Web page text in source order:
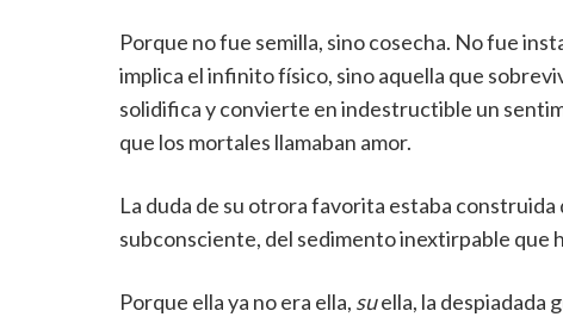
Porque no fue semilla, sino cosecha. No fue
implica el infinito físico, sino aquella que
solidifica y convierte en indestructible un
que los mortales llamaban amor.
La duda de su otrora favorita estaba
subconsciente, del sedimento inextirpable que
Porque ella ya no era ella, suella, la despiadada